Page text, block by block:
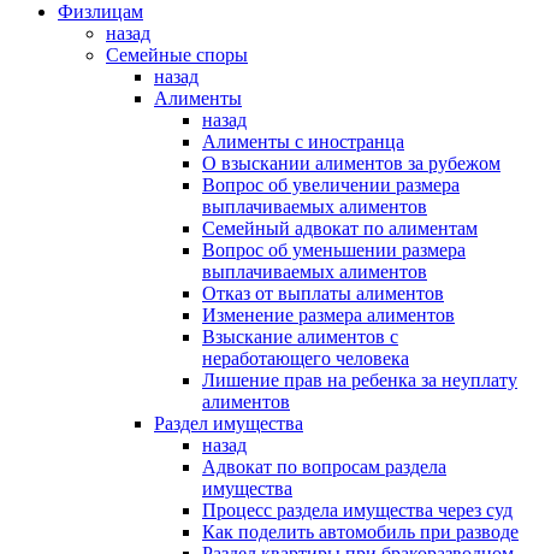
Физлицам
назад
Семейные споры
назад
Алименты
назад
Алименты с иностранца
О взыскании алиментов за рубежом
Вопрос об увеличении размера
выплачиваемых алиментов
Семейный адвокат по алиментам
Вопрос об уменьшении размера
выплачиваемых алиментов
Отказ от выплаты алиментов
Изменение размера алиментов
Взыскание алиментов с
неработающего человека
Лишение прав на ребенка за неуплату
алиментов
Раздел имущества
назад
Адвокат по вопросам раздела
имущества
Процесс раздела имущества через суд
Как поделить автомобиль при разводе